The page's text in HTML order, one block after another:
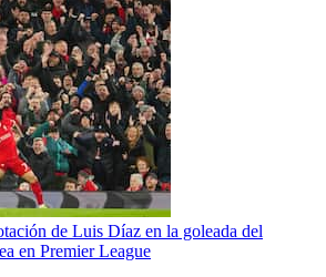
de Luis Díaz en la goleada del
en Premier League